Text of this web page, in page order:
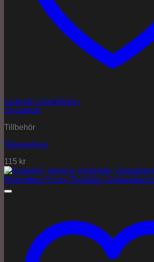
Lägg till i önskelistan
Snabbkoll
Tillbehör
Ögleverktyg
115 kr